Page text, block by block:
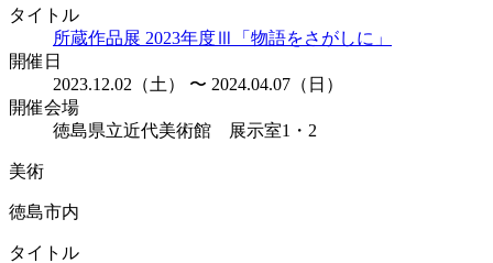
タイトル
所蔵作品展 2023年度Ⅲ「物語をさがしに」
開催日
2023.12.02（土） 〜 2024.04.07（日）
開催会場
徳島県立近代美術館 展示室1・2
美術
徳島市内
タイトル